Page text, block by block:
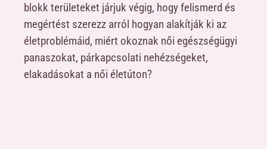
blokk területeket járjuk végig, hogy felismerd és
megértést szerezz arról hogyan alakítják ki az
életproblémáid, miért okoznak női egészségügyi
panaszokat, párkapcsolati nehézségeket,
elakadásokat a női életúton?